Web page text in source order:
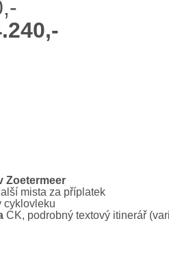
Zoetermeer
mista za příplatek
cyklovleku
CK, podrobný textový itinerář